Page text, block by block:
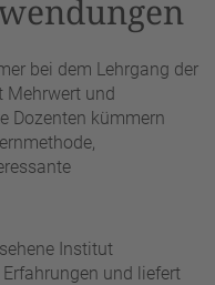
bei dem Lehrgang der
Mehrwert und
Dozenten kümmern
Institut
und liefert